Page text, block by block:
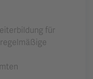
für